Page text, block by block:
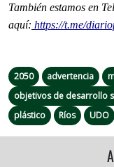
También estamos en
aquí: https://t.me/
2050 advertencia
objetivos de desarrollo
plástico
Ríos UDO